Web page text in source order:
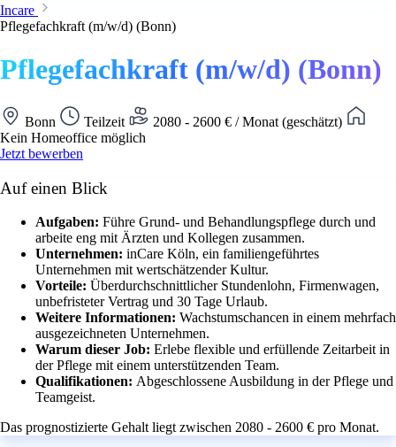
Incare
Pflegefachkraft (m/w/d) (Bonn)
Pflegefachkraft (m/w/d) (Bonn)
Bonn Teilzeit
2080 - 2600 € / Monat (geschätzt)
Kein Homeoffice möglich
Jetzt bewerben
Auf einen Blick
Aufgaben: Führe Grund- und Behandlungspflege durch und
arbeite eng mit Ärzten und Kollegen zusammen.
Unternehmen: inCare Köln, ein familiengeführtes
Unternehmen mit wertschätzender Kultur.
Vorteile: Überdurchschnittlicher Stundenlohn, Firmenwagen,
unbefristeter Vertrag und 30 Tage Urlaub.
Weitere Informationen: Wachstumschancen in einem mehrfach
ausgezeichneten Unternehmen.
Warum dieser Job: Erlebe flexible und erfüllende Zeitarbeit in
der Pflege mit einem unterstützenden Team.
Qualifikationen: Abgeschlossene Ausbildung in der Pflege und
Teamgeist.
Das prognostizierte Gehalt liegt zwischen 2080 - 2600 € pro Monat.